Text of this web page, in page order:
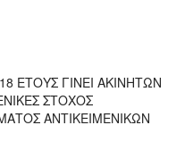
ΕΤΟΥΣ ΓΙΝΕΙ ΑΚΙΝΗΤΩΝ
ΣΤΟΧΟΣ
ΑΝΤΙΚΕΙΜΕΝΙΚΩΝ